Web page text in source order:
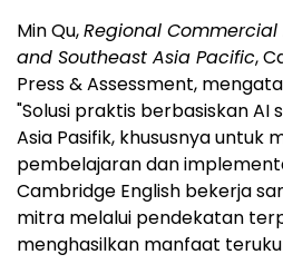
Min Qu,Regional Commercial
and Southeast Asia Pacific,
Press & Assessment,
"Solusi praktis berbasiskan AI
Asia Pasifik, khususnya untuk
pembelajaran dan
Cambridge English bekerja
mitra melalui pendekatan
menghasilkan manfaat